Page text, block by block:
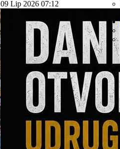
09 Lip 2026 07:12